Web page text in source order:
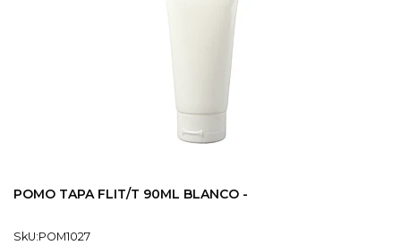
POMO TAPA FLIT/T 90ML BLANCO -
SkU:POM1027